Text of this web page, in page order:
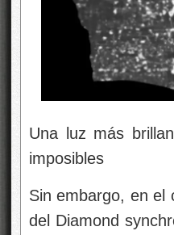
Una luz más
imposibles
Sin embargo, en el
del Diamond